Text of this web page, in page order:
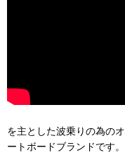
を主とした波乗りの為の
ートボードブランドです。